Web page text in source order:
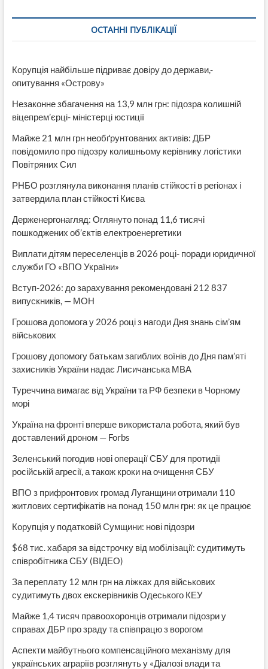
ОСТАННІ ПУБЛІКАЦІЇ
Корупція найбільше підриває довіру до держави,-
опитування «Острову»
Незаконне збагачення на 13,9 млн грн: підозра колишній
віцепрем’єрці- міністерці юстиції
Майже 21 млн грн необґрунтованих активів: ДБР
повідомило про підозру колишньому керівнику логістики
Повітряних Сил
РНБО розглянула виконання планів стійкості в регіонах і
затвердила план стійкості Києва
Держенергонагляд: Оглянуто понад 11,6 тисячі
пошкоджених об’єктів електроенергетики
Виплати дітям переселенців в 2026 році- поради юридичної
служби ГО «ВПО України»
Вступ-2026: до зарахування рекомендовані 212 837
випускників, — МОН
Грошова допомога у 2026 році з нагоди Дня знань сім’ям
військових
Грошову допомогу батькам загиблих воїнів до Дня пам’яті
захисників України надає Лисичанська МВА
Туреччина вимагає від України та РФ безпеки в Чорному
морі
Україна на фронті вперше використала робота, який був
доставлений дроном — Forbs
Зеленський погодив нові операції СБУ для протидії
російській агресії, а також кроки на очищення СБУ
ВПО з прифронтових громад Луганщини отримали 110
житлових сертифікатів на понад 150 млн грн: як це працює
Корупція у податковій Сумщини: нові підозри
$68 тис. хабаря за відстрочку від мобілізації: судитимуть
співробітника СБУ (ВІДЕО)
За переплату 12 млн грн на ліжках для військових
судитимуть двох екскерівників Одеського КЕУ
Майже 1,4 тисяч правоохоронців отримали підозри у
справах ДБР про зраду та співпрацю з ворогом
Аспекти майбутнього компенсаційного механізму для
українських аграріїв розглянуть у «Діалозі влади та